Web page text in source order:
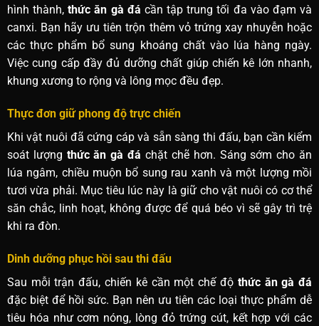
hình thành,thức ăn gà đá cần tập trung tối đa vào đạm và
canxi. Bạn hãy ưu tiên trộn thêm vỏ trứng xay nhuyễn hoặc
các thực phẩm bổ sung khoáng chất vào lúa hàng ngày.
Việc cung cấp đầy đủ dưỡng chất giúp chiến kê lớn nhanh,
khung xương to rộng và lông mọc đều đẹp.
Thực đơn giữ phong độ trực chiến
Khi vật nuôi đã cứng cáp và sẵn sàng thi đấu, bạn cần kiểm
soát lượng thức ăn gà đá chặt chẽ hơn. Sáng sớm cho ăn
lúa ngâm, chiều muộn bổ sung rau xanh và một lượng mồi
tươi vừa phải. Mục tiêu lúc này là giữ cho vật nuôi có cơ thể
săn chắc, linh hoạt, không được để quá béo vì sẽ gây trì trệ
khi ra đòn.
Dinh dưỡng phục hồi sau thi đấu
Sau mỗi trận đấu, chiến kê cần một chế độ thức ăn gà đá
đặc biệt để hồi sức. Bạn nên ưu tiên các loại thực phẩm dễ
tiêu hóa như cơm nóng, lòng đỏ trứng cút, kết hợp với các